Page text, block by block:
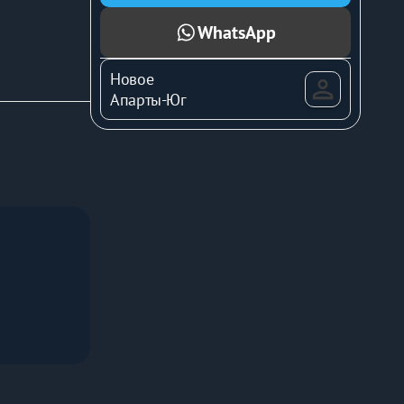
WhatsApp
Новое
Апарты-Юг